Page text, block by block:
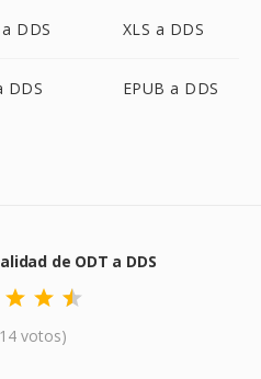
DDS XLS a DDS
DDS EPUB a DDS
de ODT a DDS
votos)